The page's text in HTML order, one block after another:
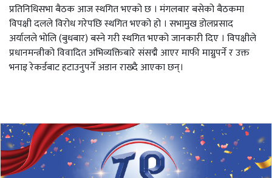
प्रतिनिधिसभा बैठक आज स्थगित भएको छ । मंगलबार बसेको बैठकमा
विपक्षी दलले विरोध गरेपछि स्थगित भएको हो । सभामुख डोलप्रसाद
अर्यालले भोलि (बुधबार) बस्ने गरी स्थगित भएको जानकारी दिए । विपक्षीले
प्रधानमन्त्रीको विवादित अभिव्यक्तिबारे संसद्मै आएर माफी माग्नुपर्ने र उक्त
भनाइ रेकर्डबाट हटाउनुपर्ने अडान राख्दै आएका छन्।